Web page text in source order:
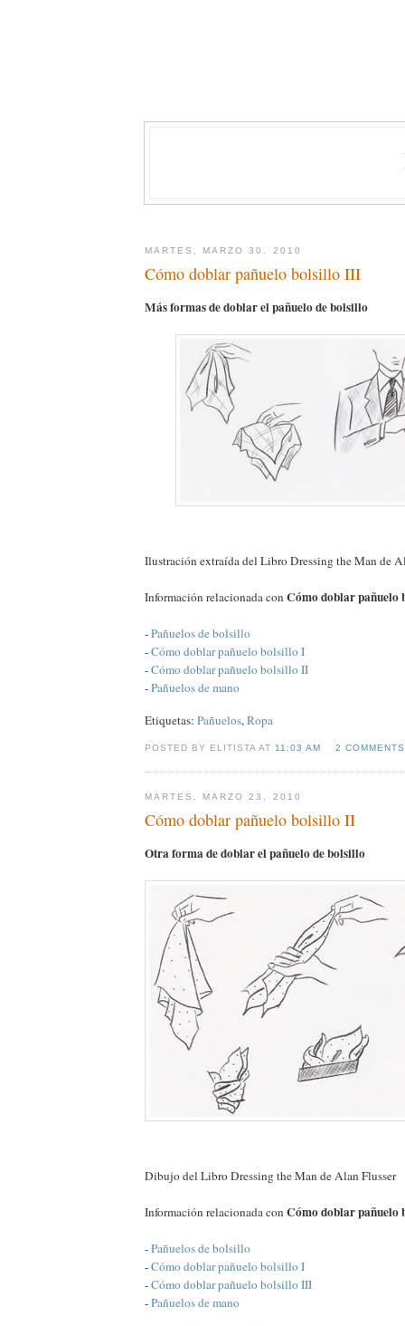
MARTES, MARZO 30, 2010
Cómo doblar pañuelo bolsillo III
Más formas de doblar el pañuelo de bolsillo
Ilustración extraída del Libro Dressing the Man de
Información relacionada con Cómo doblar
-Pañuelos de bolsillo
-Cómo doblar pañuelo bolsillo I
-Cómo doblar pañuelo bolsillo II
-Pañuelos de mano
Etiquetas: Pañuelos,Ropa
POSTED BY ELITISTA AT 11:03 AM 2 COMMENTS
MARTES, MARZO 23, 2010
Cómo doblar pañuelo bolsillo II
Otra forma de doblar el pañuelo de bolsillo
Dibujo del Libro Dressing the Man de Alan Flusser
Información relacionada con Cómo doblar
-Pañuelos de bolsillo
-Cómo doblar pañuelo bolsillo I
-Cómo doblar pañuelo bolsillo III
-Pañuelos de mano